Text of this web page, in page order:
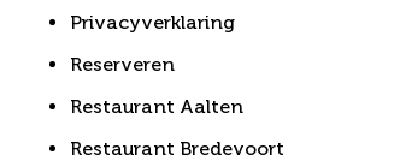
Privacyverklaring
Reserveren
Restaurant Aalten
Restaurant Bredevoort